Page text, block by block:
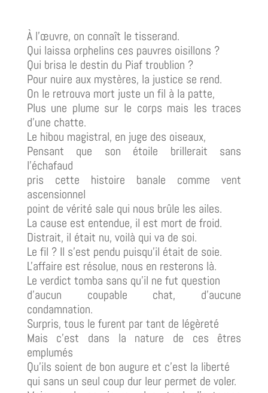
À l'œuvre, on connaît le tisserand.
Qui laissa orphelins ces pauvres oisillons ?
Qui brisa le destin du Piaf troublion ?
Pour nuire aux mystères, la justice se rend.
On le retrouva mort juste un fil à la patte,
Plus une plume sur le corps mais les traces
d'une chatte.
Le hibou magistral, en juge des oiseaux,
Pensant que son étoile brillerait sans
l'échafaud
pris cette histoire banale comme vent
ascensionnel
point de vérité sale qui nous brûle les ailes.
La cause est entendue, il est mort de froid.
Distrait, il était nu, voilà qui va de soi.
Le fil ? Il s'est pendu puisqu'il était de soie.
L'affaire est résolue, nous en resterons là.
Le verdict tomba sans qu'il ne fut question
d'aucun coupable chat, d'aucune
condamnation.
Surpris, tous le furent par tant de légèreté
Mais c'est dans la nature de ces êtres
emplumés
Qu'ils soient de bon augure et c'est la liberté
qui sans un seul coup dur leur permet de voler.